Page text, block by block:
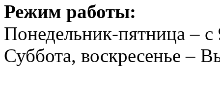
Режим работы:
Понедельник-пятница –
Суббота, воскресенье –